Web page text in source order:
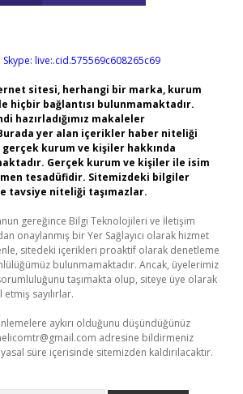
Skype: live:.cid.575569c608265c69
sitesi, herhangi bir marka, kurum
hiçbir bağlantısı bulunmamaktadır.
hazırladığımız makaleler
yer alan içerikler haber niteliği
kurum ve kişiler hakkında
Gerçek kurum ve kişiler ile isim
tesadüfidir. Sitemizdeki bilgiler
tavsiye niteliği taşımazlar.
gereğince Bilgi Teknolojileri ve İletişim
onaylanmış bir Yer Sağlayıcı olarak hizmet
sitedeki içerikleri proaktif olarak denetleme
bulunmamaktadır. Ancak, üyelerimiz
taşımakta olup, siteye üye olarak
sayılırlar.
aykırı olduğunu düşündüğünüz
adresine bildirmeniz
süre içerisinde sitemizden kaldırılacaktır.